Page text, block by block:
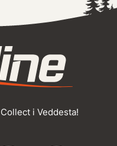
i Veddesta!